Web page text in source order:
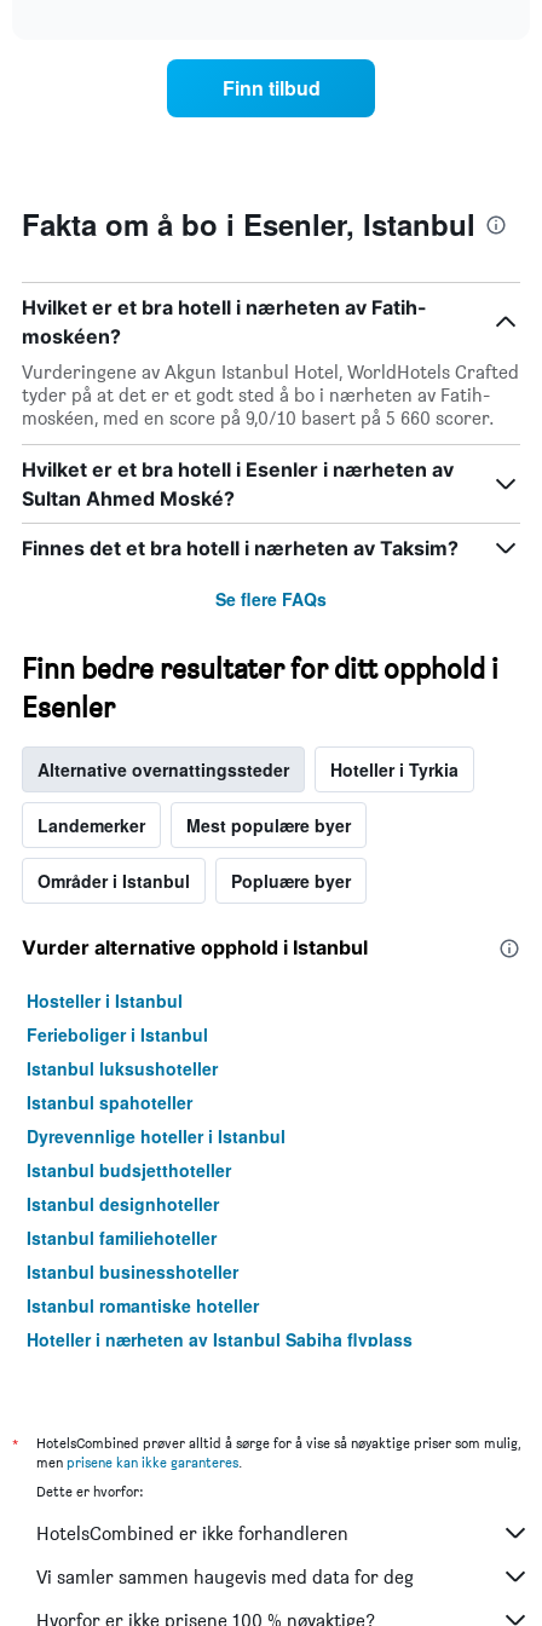
oppholdet
Diagrammets
X-
akse
viser
antall
dager
før
oppholdet
Diagrammets
1
Y-
akse
gjennomsnittsprisen
Finn tilbud
Fakta om å bo i Esenler, Istanbul
Hvilket er et bra hotell i nærheten av Fatih-
moskéen?
Vurderingene av Akgun Istanbul Hotel, WorldHotels Crafted
tyder på at det er et godt sted å bo i nærheten av Fatih-
moskéen, med en score på 9,0/10 basert på 5 660 scorer.
Hvilket er et bra hotell i Esenler i nærheten av
Sultan Ahmed Moské?
Finnes det et bra hotell i nærheten av Taksim?
Se flere FAQs
Finn bedre resultater for ditt opphold i
Esenler
Alternative overnattingssteder Hoteller i Tyrkia
Landemerker Mest populære byer
Områder i Istanbul Popluære byer
Vurder alternative opphold i Istanbul
Hosteller i Istanbul
Ferieboliger i Istanbul
Istanbul luksushoteller
Istanbul spahoteller
Dyrevennlige hoteller i Istanbul
Istanbul budsjetthoteller
Istanbul designhoteller
Istanbul familiehoteller
Istanbul businesshoteller
Istanbul romantiske hoteller
Hoteller i nærheten av Istanbul Sabiha flyplass
*
HotelsCombined prøver alltid å sørge for å vise så nøyaktige priser som mulig,
men prisene kan ikke garanteres.
Dette er hvorfor:
HotelsCombined er ikke forhandleren
Vi samler sammen haugevis med data for deg
Hvorfor er ikke prisene 100 % nøyaktige?